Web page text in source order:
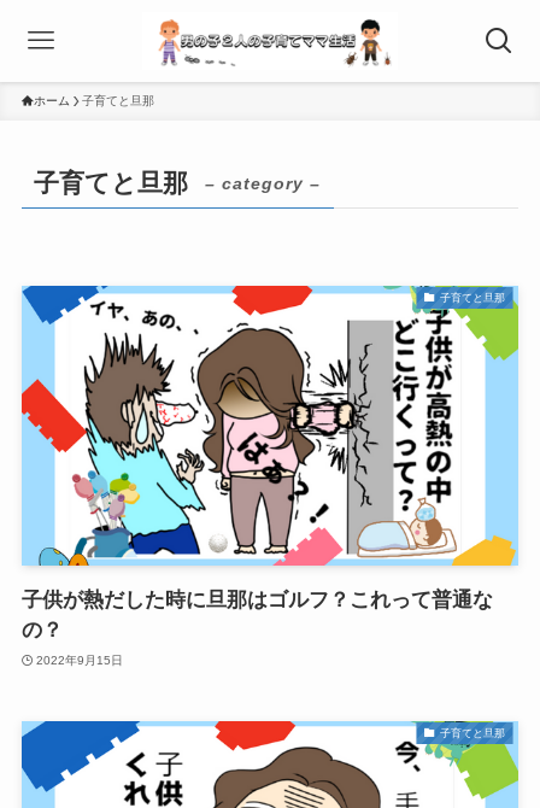
ホーム 子育てと旦那
子育てと旦那 – category –
子育てと旦那
子供が熱だした時に旦那はゴルフ？これって普通な
の？
2022年9月15日
子育てと旦那